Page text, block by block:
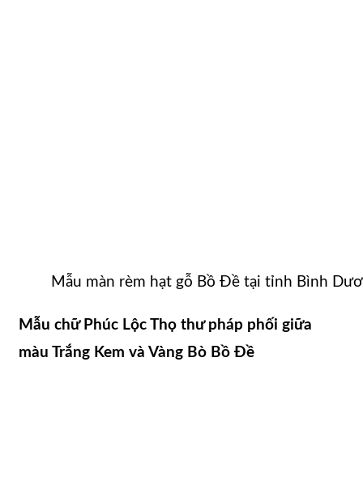
Mẫu màn rèm hạt gỗ Bồ Đề tại tỉnh Bình
Mẫu chữ Phúc Lộc Thọ thư pháp phối giữa
màu Trắng Kem và Vàng Bò Bồ Đề